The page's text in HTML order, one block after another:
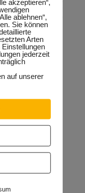
nächsten hundert
haben eine
richtige
Signal
Verantwortung
Europachaussee
werden in der
akzeptieren“,
ablehnen“,
Sie können
Arten
jederzeit
auf unserer